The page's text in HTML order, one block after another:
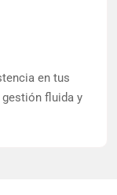
en tus
fluida y